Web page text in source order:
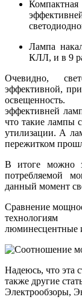
Лампа
КЛЛ, и в 9
Очевидно,
эффективной,
эффективней
что такие лампы
утилизации. А
пережитком
В итоге можно
потребляемой
данный момент
Сравнение
технологиям
люминесцентные
Надеюсь, что эта
также другие
Электрообзоры,